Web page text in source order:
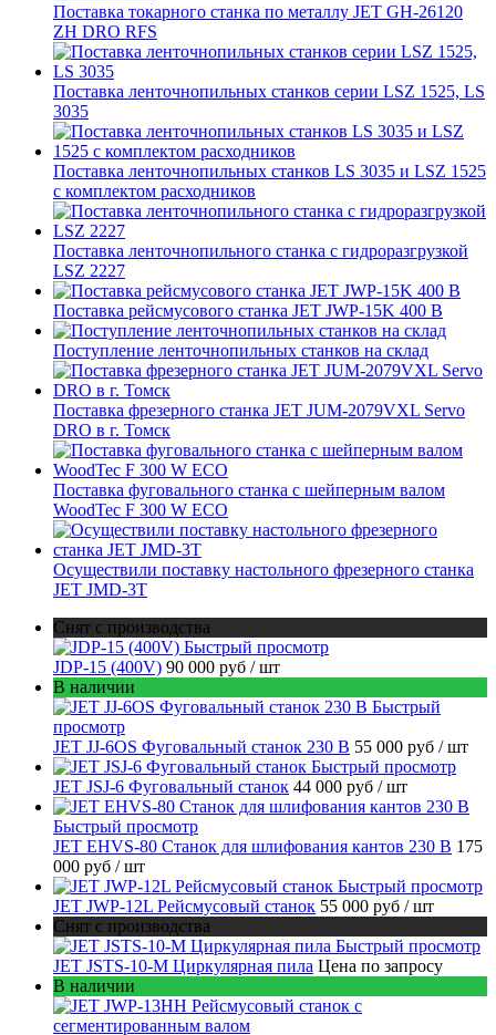
Поставка токарного станка по металлу JET GH-26120
ZH DRO RFS
Поставка ленточнопильных станков серии LSZ 1525, LS
3035
Поставка ленточнопильных станков LS 3035 и LSZ 1525
с комплектом расходников
Поставка ленточнопильного станка c гидроразгрузкой
LSZ 2227
Поставка рейсмусового станка JET JWP-15K 400 В
Поступление ленточнопильных станков на склад
Поставка фрезерного станка JET JUM-2079VXL Servo
DRO в г. Томск
Поставка фуговального станка с шейперным валом
WoodTec F 300 W ECO
Осуществили поставку настольного фрезерного станка
JET JMD-3T
Снят с производства
Быстрый просмотр
JDP-15 (400V) 90 000 руб / шт
В наличии
Быстрый
просмотр
JET JJ-6OS Фуговальный станок 230 В 55 000 руб / шт
Быстрый просмотр
JET JSJ-6 Фуговальный станок 44 000 руб / шт
Быстрый просмотр
JET EHVS-80 Станок для шлифования кантов 230 В 175
000 руб / шт
Быстрый просмотр
JET JWP-12L Рейсмусовый станок 55 000 руб / шт
Снят с производства
Быстрый просмотр
JET JSTS-10-M Циркулярная пила Цена по запросу
В наличии